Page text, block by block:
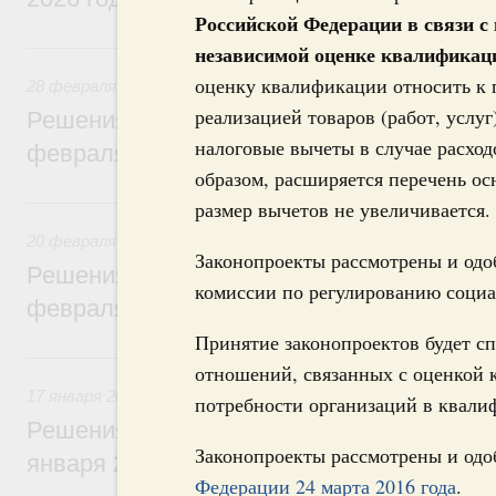
Российской Федерации в связи
независимой оценке
оценку квалификации относить к
реализацией товаров (работ,
налоговые вычеты в случае
образом, расширяется перечень
размер вычетов не увеличивается.
Законопроекты рассмотрены и
комиссии по регулированию
Принятие законопроектов будет
отношений, связанных с оценкой
потребности организаций в
Законопроекты рассмотрены и
Федерации 24 марта 2016 года.
28 февраля, суббота
Решения, принятые на заседании
февраля 2026 года
20 февраля, пятница
Решения, принятые на заседании
февраля 2026 года
17 января, суббота
Решения, принятые на заседании
января 2026 года